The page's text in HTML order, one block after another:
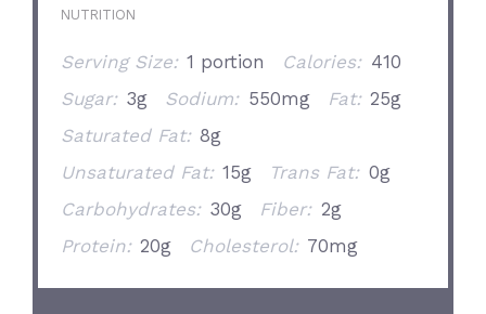
NUTRITION
Serving Size: 1 portion Calories: 410
Sugar: 3g Sodium: 550mg Fat: 25g
Saturated Fat: 8g
Unsaturated Fat: 15g Trans Fat: 0g
Carbohydrates: 30g Fiber: 2g
Protein: 20g Cholesterol: 70mg